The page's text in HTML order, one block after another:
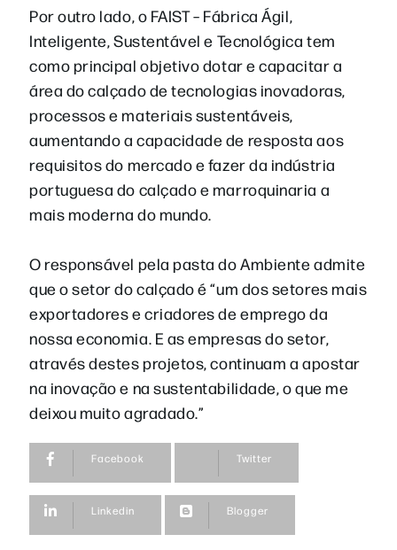
Por outro lado, o FAIST – Fábrica Ágil,
Inteligente, Sustentável e Tecnológica tem
como principal objetivo dotar e capacitar a
área do calçado de tecnologias inovadoras,
processos e materiais sustentáveis,
aumentando a capacidade de resposta aos
requisitos do mercado e fazer da indústria
portuguesa do calçado e marroquinaria a
mais moderna do mundo.
O responsável pela pasta do Ambiente admite
que o setor do calçado é “um dos setores mais
exportadores e criadores de emprego da
nossa economia. E as empresas do setor,
através destes projetos, continuam a apostar
na inovação e na sustentabilidade, o que me
deixou muito agradado.”
Facebook Twitter
Linkedin Blogger